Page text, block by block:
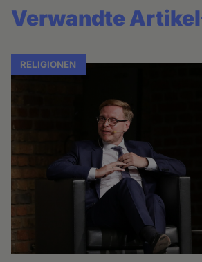
Verwandte Artikel
RELIGIONEN